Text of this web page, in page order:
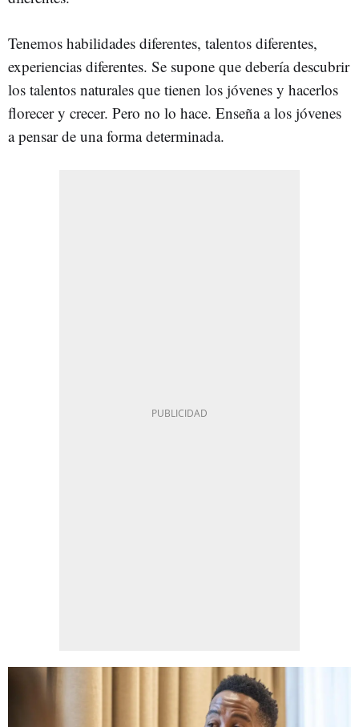
Tenemos habilidades diferentes, talentos diferentes,
experiencias diferentes. Se supone que debería descubrir
los talentos naturales que tienen los jóvenes y hacerlos
florecer y crecer. Pero no lo hace. Enseña a los jóvenes
a pensar de una forma determinada.